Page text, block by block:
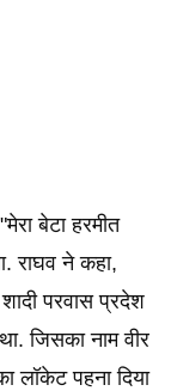
बेटा हरमीत
राघव ने कहा,
परवास प्रदेश
जिसका नाम वीर
पहना दिया